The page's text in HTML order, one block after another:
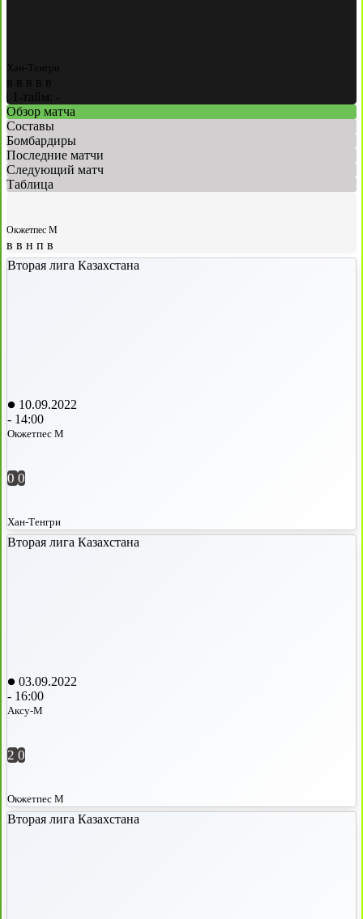
Хан-Тенгри
в в в в в
1-тайм: -
Обзор матча
Составы
Бомбардиры
Последние матчи
Следующий матч
Таблица
Окжетпес М
в в н п в
Вторая лига Казахстана
10.09.2022
- 14:00
Окжетпес М
0 0
Хан-Тенгри
Вторая лига Казахстана
03.09.2022
- 16:00
Аксу-М
2 0
Окжетпес М
Вторая лига Казахстана